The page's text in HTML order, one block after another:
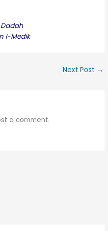
I-Medik
Next Post →
a comment.